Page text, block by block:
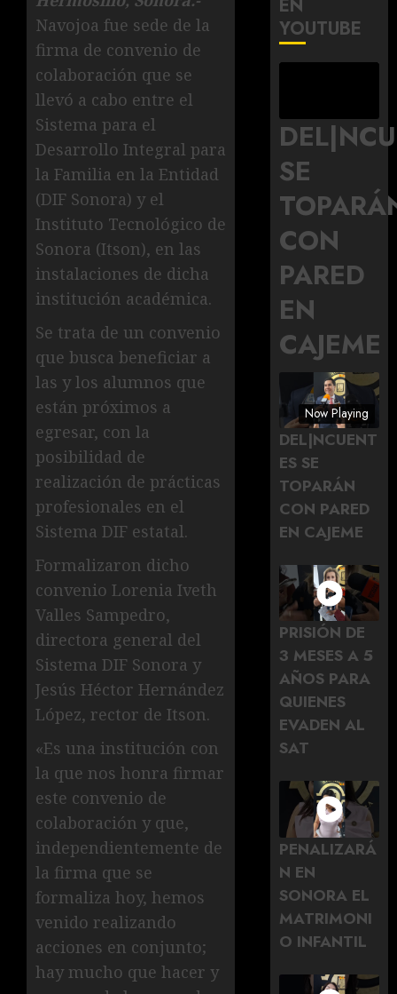
Navojoa fue sede de la
firma de convenio de
colaboración que se
llevó a cabo entre el
Sistema para el
Desarrollo Integral para
la Familia en la Entidad
(DIF Sonora) y el
Instituto Tecnológico de
Sonora (Itson), en las
instalaciones de dicha
institución académica.
Se trata de un convenio
que busca beneficiar a
las y los alumnos que
están próximos a
egresar, con la
posibilidad de
realización de prácticas
profesionales en el
Sistema DIF estatal.
Formalizaron dicho
convenio Lorenia Iveth
Valles Sampedro,
directora general del
Sistema DIF Sonora y
Jesús Héctor Hernández
López, rector de Itson.
«Es una institución con
la que nos honra firmar
este convenio de
colaboración y que,
independientemente de
la firma que se
formaliza hoy, hemos
venido realizando
acciones en conjunto;
hay mucho que hacer y
EN
YOUTUBE
SE
CON
PARED
EN
CAJEME
Now Playing
DEL|NCUENT
ES SE
TOPARÁN
CON PARED
EN CAJEME
PRISIÓN DE
3 MESES A 5
AÑOS PARA
QUIENES
EVADEN AL
SAT
PENALIZARÁ
N EN
SONORA EL
MATRIMONI
O INFANTIL